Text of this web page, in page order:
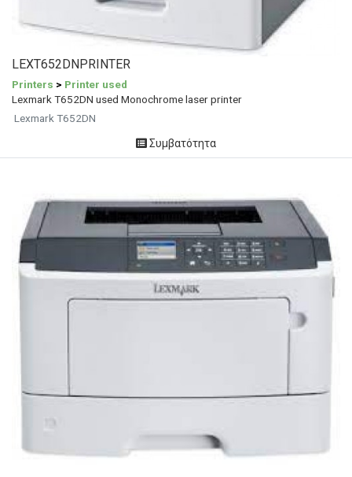
LEXT652DNPRINTER
Printers > Printer used
Lexmark T652DN used Monochrome laser printer
Lexmark T652DN
Συμβατότητα